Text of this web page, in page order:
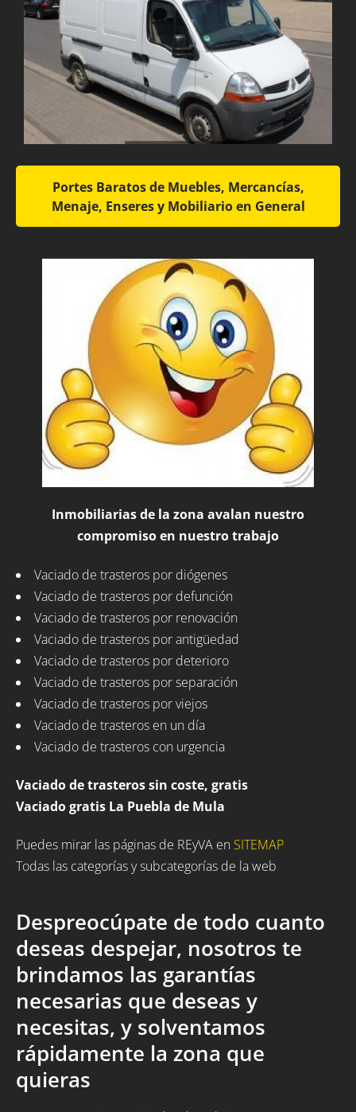
Portes Baratos de Muebles, Mercancías,
Menaje, Enseres y Mobiliario en General
Inmobiliarias de la zona avalan nuestro
compromiso en nuestro trabajo
Vaciado de trasteros por diógenes
Vaciado de trasteros por defunción
Vaciado de trasteros por renovación
Vaciado de trasteros por antigüedad
Vaciado de trasteros por deterioro
Vaciado de trasteros por separación
Vaciado de trasteros por viejos
Vaciado de trasteros en un día
Vaciado de trasteros con urgencia
Vaciado de trasteros sin coste, gratis
Vaciado gratis La Puebla de Mula
Puedes mirar las páginas de REyVA en SITEMAP
Todas las categorías y subcategorías de la web
Despreocúpate de todo cuanto
deseas despejar, nosotros te
brindamos las garantías
necesarias que deseas y
necesitas, y solventamos
rápidamente la zona que
quieras